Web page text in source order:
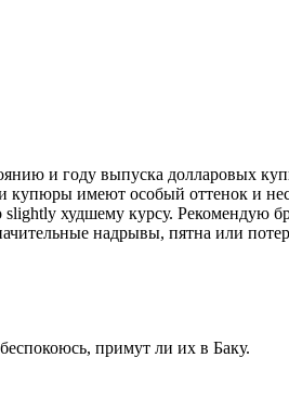
и году выпуска долларовых
купюры имеют особый оттенок и
худшему курсу. Рекомендую
надрывы, пятна или
примут ли их в Баку.